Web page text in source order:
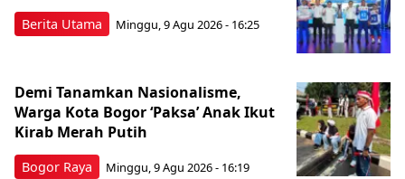
Berita Utama Minggu, 9 Agu 2026 - 16:25
Bogor Raya
Demi Tanamkan Nasionalisme,
Warga Kota Bogor ‘Paksa’ Anak Ikut
Kirab Merah Putih
Minggu, 9 Agu 2026 - 16:19